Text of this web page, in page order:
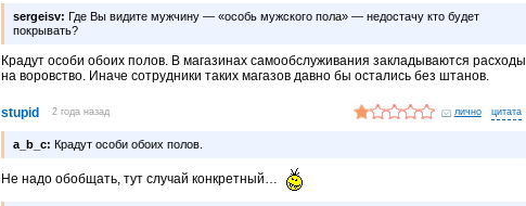
sergeisv: Где Вы видите мужчину — «особь мужского пола» — недостачу кто будет
покрывать?
Крадут особи обоих полов. В магазинах самообслуживания закладываются расходы
на воровство. Иначе сотрудники таких магазов давно бы остались без штанов.
stupid 2 года назад лично
a_b_c: Крадут особи обоих полов.
Не надо обобщать, тут случай конкретный…